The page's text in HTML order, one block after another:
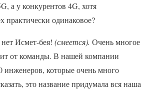
а у конкурентов 4G, хотя
практически одинаковое?
Исмет-бея! (смеется). Очень многое
от команды. В нашей компании
инженеров, которые очень много
это название придумала вся наша